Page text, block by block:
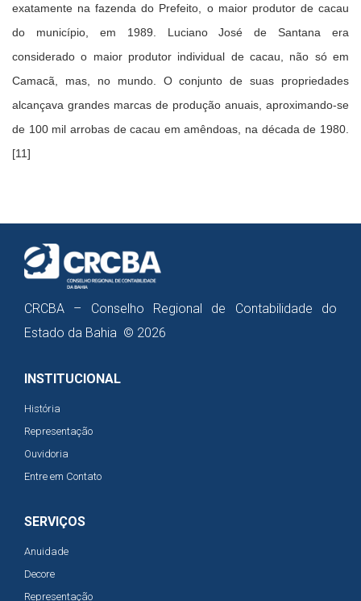
exatamente na fazenda do Prefeito, o maior produtor de cacau
do município, em 1989. Luciano José de Santana era
considerado o maior produtor individual de cacau, não só em
Camacã, mas, no mundo. O conjunto de suas propriedades
alcançava grandes marcas de produção anuais, aproximando-se
de 100 mil arrobas de cacau em amêndoas, na década de 1980.
[11]
CRCBA – Conselho Regional de Contabilidade do
Estado da Bahia © 2026
INSTITUCIONAL
História
Representação
Ouvidoria
Entre em Contato
SERVIÇOS
Anuidade
Decore
Representação